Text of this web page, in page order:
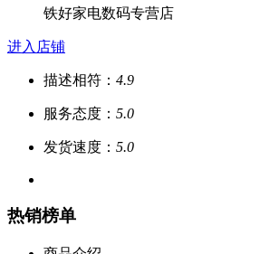
铁好家电数码专营店
进入店铺
描述相符： 4.9
服务态度： 5.0
发货速度： 5.0
热销榜单